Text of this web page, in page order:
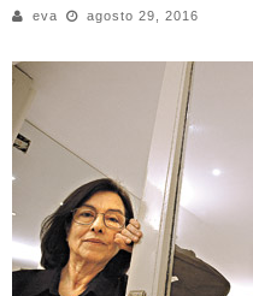
Diego Meret |
Alejandra
eva agosto 29, 2016